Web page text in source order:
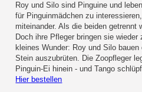
Roy und Silo sind Pinguine und
für Pinguinmädchen zu
miteinander. Als die beiden getrennt
Doch ihre Pfleger bringen sie
kleines Wunder: Roy und Silo
Stein auszubrüten. Die Zoopfleger
Pinguin-Ei hinein - und Tango
Hier bestellen